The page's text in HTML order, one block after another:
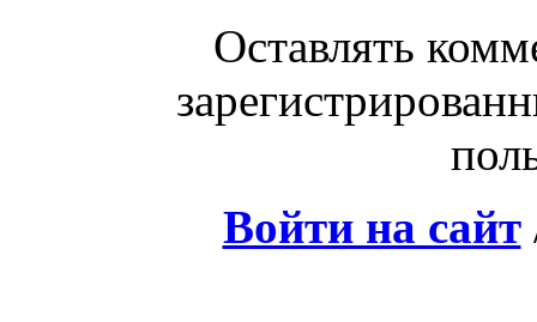
Оставлять
Войти на сайт